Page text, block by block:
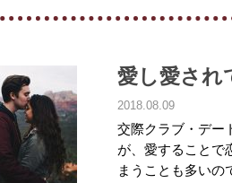
愛し愛さ
2018.08.09
交際クラブ・デー
が、愛することで
まうことも多いの